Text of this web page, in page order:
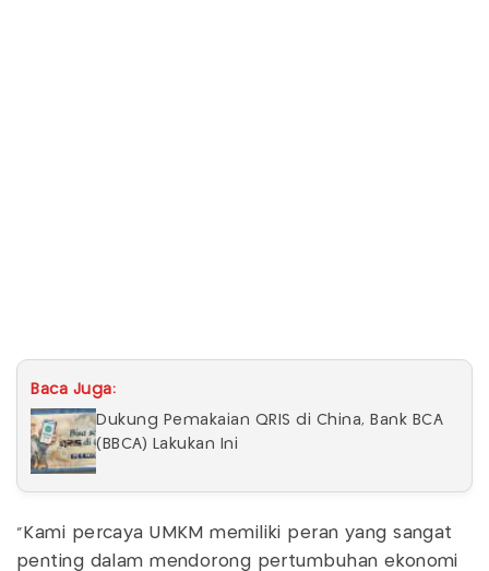
Baca Juga:
Dukung Pemakaian QRIS di China, Bank BCA
(BBCA) Lakukan Ini
"Kami percaya UMKM memiliki peran yang sangat
penting dalam mendorong pertumbuhan ekonomi